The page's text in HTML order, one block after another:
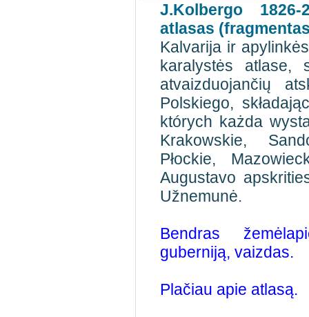
J.Kolbergo
atlasas
Kalvarija ir
karalystės atlase,
atvaizduojančių
Polskiego,
których każda
Krakowskie,
Płockie,
Augustavo
Užnemunė.
Bendras
guberniją, vaizdas.
Plačiau apie atlasą.